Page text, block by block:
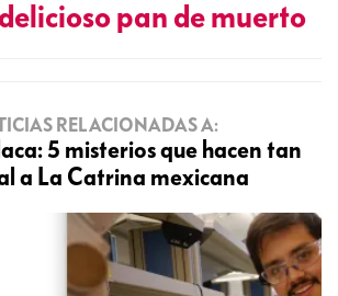
pan de muerto
RELACIONADAS A:
5 misterios que hacen tan
a La Catrina mexicana